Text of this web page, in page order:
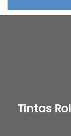
Tintas